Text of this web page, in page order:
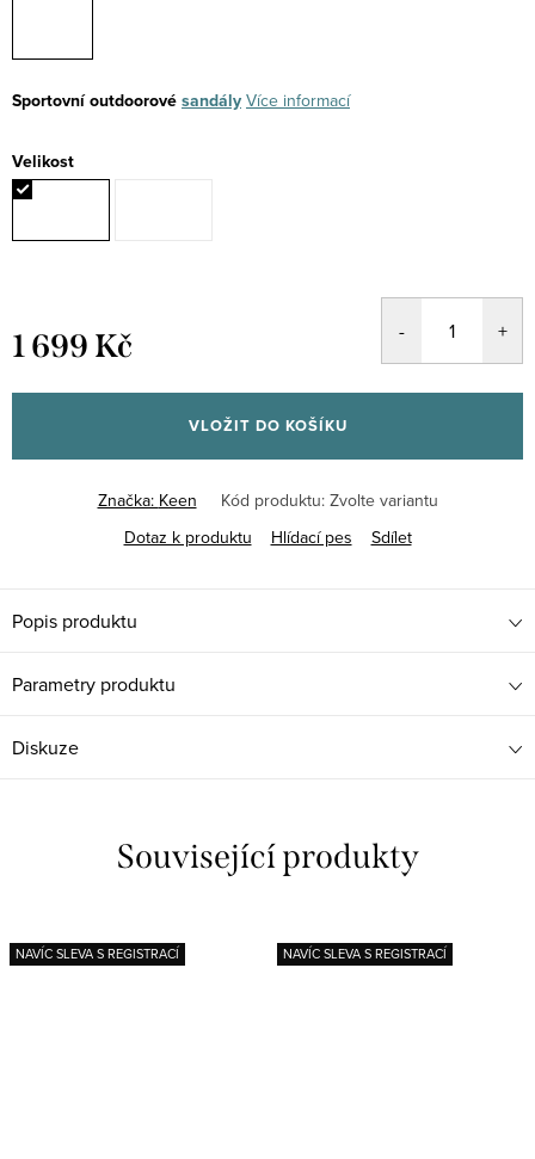
Sportovní outdoorovésandály Více informací
Velikost
1 699 Kč
cena:
VLOŽIT DO KOŠÍKU
Značka: Keen Kód produktu: Zvolte variantu
Dotaz k produktu
Hlídací pes Sdílet
Popis produktu
Parametry produktu
Diskuze
Související produkty
NAVÍC SLEVA S REGISTRACÍ NAVÍC SLEVA S REGISTRACÍ